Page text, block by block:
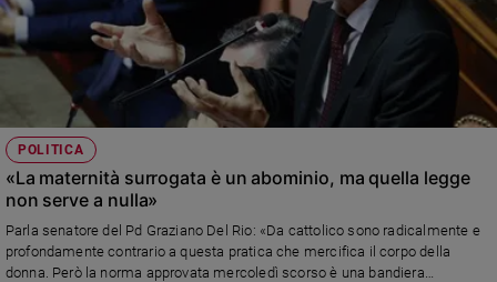
Diversità
e
inclusione
Costume
Cultura
e
spettacoli
Cinema,
POLITICA
«La maternità surrogata è un abominio, ma quella legge
non serve a nulla»
Parla senatore del Pd Graziano Del Rio: «Da cattolico sono radicalmente e
profondamente contrario a questa pratica che mercifica il corpo della
donna. Però la norma approvata mercoledì scorso è una bandiera